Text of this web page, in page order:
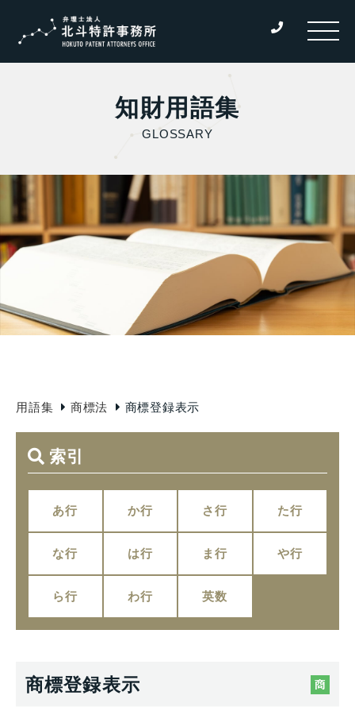
知財用語集
GLOSSARY
用語集 商標法 商標登録表示
索引
あ行 か行 さ行 た行
な行 は行 ま行 や行
ら行 わ行 英数
商標登録表示